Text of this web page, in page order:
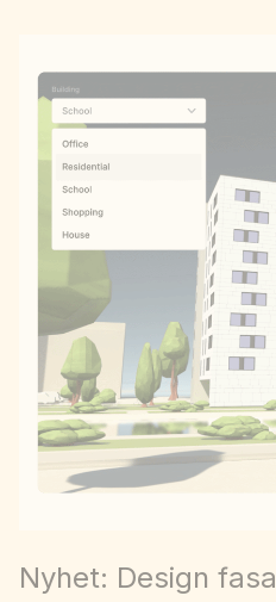
Nyhet: Design